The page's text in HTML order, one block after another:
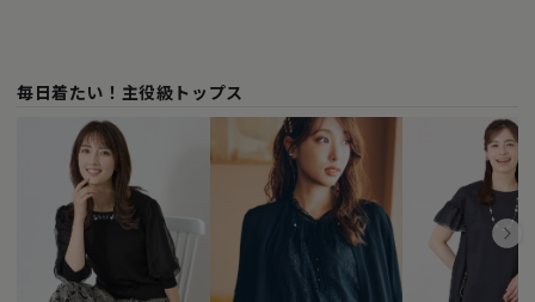
毎日着たい！主役級トップス